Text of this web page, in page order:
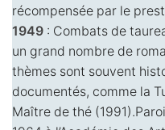
récompensée par le
1949 : Combats de
un grand nombre de
thèmes sont souvent
documentés, comme la
Maître de thé